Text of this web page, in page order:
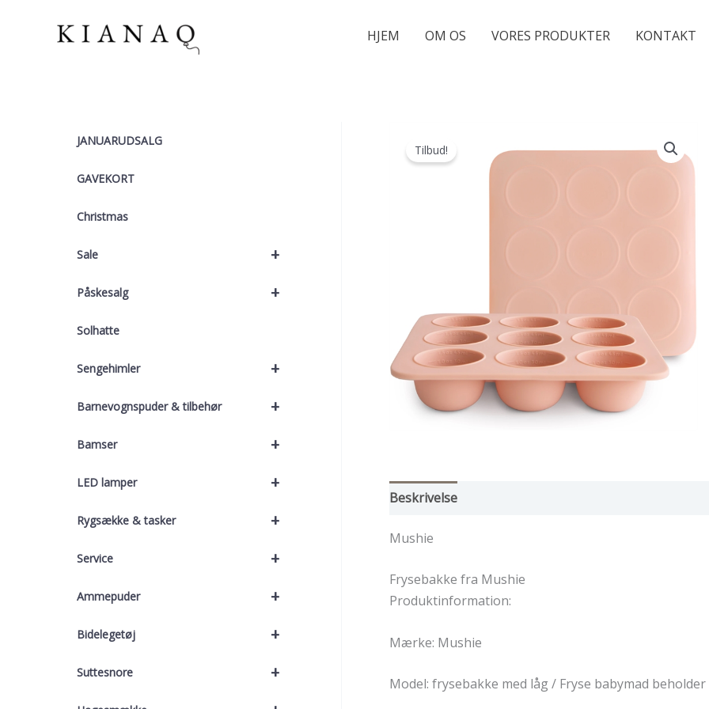
HJEM OM OS VORES PRODUKTER KONTAKT
JANUARUDSALG
GAVEKORT
Christmas
+
Sale
+
Påskesalg
Solhatte
+
Sengehimler
+
Barnevognspuder & tilbehør
+
Bamser
+
LED lamper
+
Rygsække & tasker
+
Service
+
Ammepuder
+
Bidelegetøj
+
Suttesnore
Tilbud!
Beskrivelse
Mushie
Frysebakke fra Mushie
Produktinformation:
Mærke: Mushie
Model: frysebakke med låg / Fryse babymad beholder